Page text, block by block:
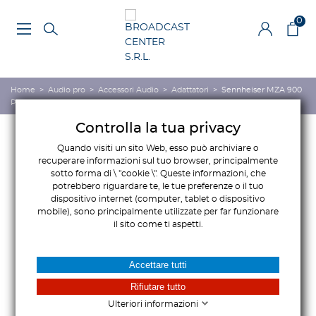
0
Home > Audio pro > Accessori Audio > Adattatori > Sennheiser MZA 900
P
Controlla la tua privacy
Quando visiti un sito Web, esso può archiviare o
recuperare informazioni sul tuo browser, principalmente
sotto forma di \ "cookie \". Queste informazioni, che
potrebbero riguardare te, le tue preferenze o il tuo
dispositivo internet (computer, tablet o dispositivo
mobile), sono principalmente utilizzate per far funzionare
il sito come ti aspetti.
Ulteriori informazioni
Accettare tutti
Rifiutare tutto